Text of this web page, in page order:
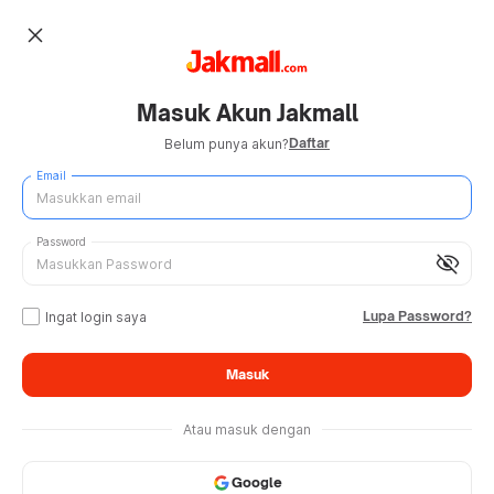
close
Masuk Akun Jakmall
Belum punya akun?Daftar
Email
visibility_off
Password
Ingat login saya Lupa Password?
Masuk
Atau masuk dengan
Google